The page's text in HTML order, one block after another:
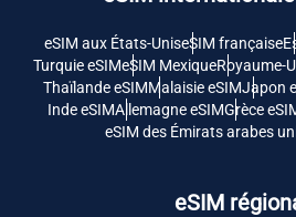
eSIM aux États-UniseSIM française
Turquie eSIMeSIM MexiqueRoyaume-
Thaïlande eSIMMalaisie eSIMJapon
Inde eSIMAllemagne eSIMGrèce
eSIM des Émirats arabes
eSIM